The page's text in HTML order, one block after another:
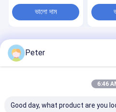
ভালো দাম
বাড়ি
সাইট ম্যাপ
চীন
Co., Ltd.. All
Peter
6:46
Good day, what product are you